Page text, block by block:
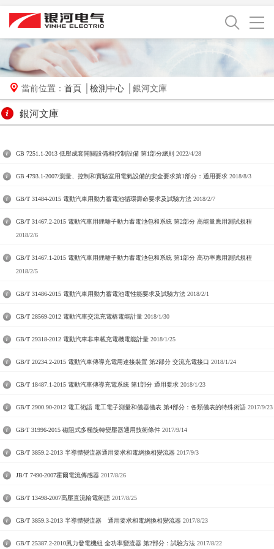
當前位置： 首頁 檢測中心 │銀河文庫
銀河文庫
GB 7251.1-2013 低壓成套開關設備和控制設備 第1部分總則 2022/4/28
GB 4793.1-2007/測量、控制和實驗室用電氣設備的安全要求第1部分：通用要求 2018/8/3
GB/T 31484-2015 電動汽車用動力蓄電池循環壽命要求及試驗方法 2018/2/7
GB/T 31467.2-2015 電動汽車用鋰離子動力蓄電池包和系統 第2部分 高能量應用測試規程
2018/2/6
GB/T 31467.1-2015 電動汽車用鋰離子動力蓄電池包和系統 第1部分 高功率應用測試規程
2018/2/5
GB/T 31486-2015 電動汽車用動力蓄電池電性能要求及試驗方法 2018/2/1
GB/T 28569-2012 電動汽車交流充電樁電能計量 2018/1/30
GB/T 29318-2012 電動汽車非車載充電機電能計量 2018/1/25
GB/T 20234.2-2015 電動汽車傳導充電用連接裝置 第2部分 交流充電接口 2018/1/24
GB/T 18487.1-2015 電動汽車傳導充電系統 第1部分 通用要求 2018/1/23
GB/T 2900.90-2012 電工術語 電工電子測量和儀器儀表 第4部分：各類儀表的特殊術語 2017/9/23
GB∕T 31996-2015 磁阻式多極旋轉變壓器通用技術條件 2017/9/14
GB/T 3859.2-2013 半導體變流器通用要求和電網換相變流器 2017/9/3
JB/T 7490-2007霍爾電流傳感器 2017/8/26
GB/T 13498-2007高壓直流輸電術語 2017/8/25
GB/T 3859.3-2013 半導體變流器 通用要求和電網換相變流器 2017/8/23
GB/T 25387.2-2010風力發電機組 全功率變流器 第2部分：試驗方法 2017/8/22